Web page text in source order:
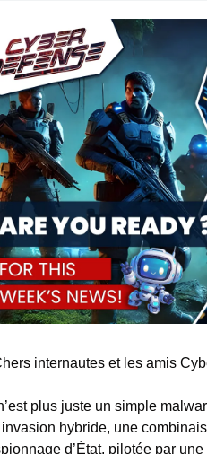
internautes et les amis
plus juste un simple
hybride, une
d’État, pilotée par